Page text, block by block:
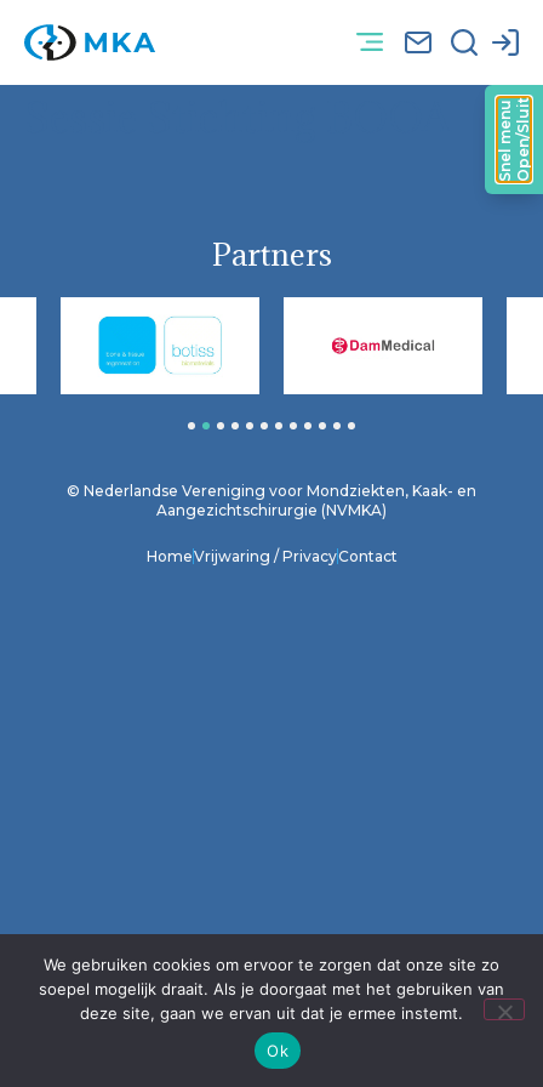
Partners
5 6 7 8 9 1011 12
© Nederlandse Vereniging voor Mondziekten, Kaak- en
Aangezichtschirurgie (NVMKA)
HomeVrijwaring / PrivacyContact
We gebruiken cookies om ervoor te zorgen dat onze site zo
soepel mogelijk draait. Als je doorgaat met het gebruiken van
deze site, gaan we ervan uit dat je ermee instemt.
Ok
Open/Sluit
Snel menu